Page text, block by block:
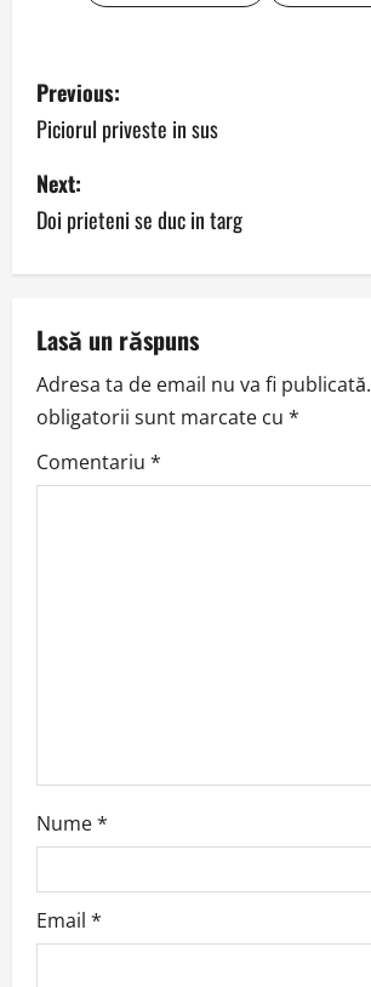
P
o
s
t
n
a
v
i
g
Previous:
Piciorul priveste in sus
Next:
Doi prieteni se duc in targ
Lasă un răspuns
Adresa ta de email nu va fi publicată.
obligatorii sunt marcate cu *
Comentariu *
Nume*
Email *